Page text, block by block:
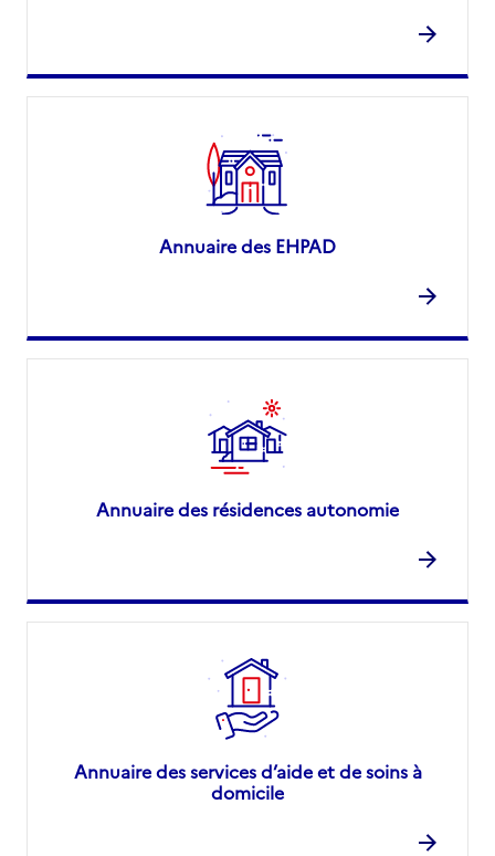
Annuaire des EHPAD
Annuaire des résidences autonomie
Annuaire des services d’aide et de soins à
domicile